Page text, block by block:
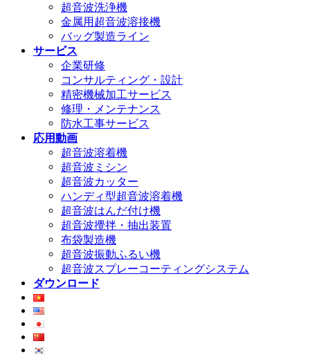
超音波洗浄機
金属用超音波溶接機
バッグ製造ライン
サービス
企業研修
コンサルティング・設計
精密機械加工サービス
修理・メンテナンス
防水工事サービス
応用動画
超音波溶着機
超音波ミシン
超音波カッター
ハンディ型超音波溶着機
超音波はんだ付け機
超音波攪拌・抽出装置
布袋製造機
超音波振動ふるい機
超音波スプレーコーティングシステム
ダウンロード